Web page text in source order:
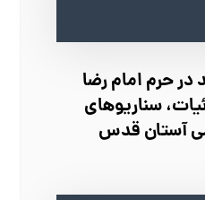
حرم امام رضا
سناریوهای
آستان قدس